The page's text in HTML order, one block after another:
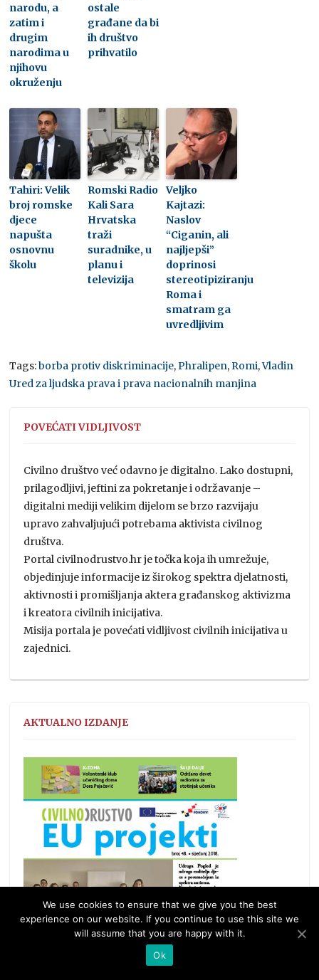
narodu, a
zatim i
drugim
narodima u
njihovu
okruženju
ostale
građane da bi
ih društvo
prihvatilo
Tahiri: Velik
broj romske
djece
napušta
osnovnu
školu
Romski Radio
Kali Sara
Hrvatska
traži
suradnike, u
planu i
televizija
Veljko
Kajtazi:
Naslov
“Ciganin, ali
najljepši”
doprinosi
stereotipiziranju
Roma i
smatram ga
uvredljivim
Tags:borba protiv diskriminacije,Phralipen,Romi,Vladin
Ured za ljudska prava i prava nacionalnih manjina
POVEĆATI VIDLJIVOST
Civilno društvo već odavno je digitalno. Lako dostupni,
prilagodljivi, jeftini za pokretanje i održavanje –
digitalni mediji velikim dijelom se brzo razvijaju
upravo zahvaljujući potrebama aktivista civilnog
društva.
Portal civilnodrustvo.hr je točka koja ih umrežuje,
objedinjuje informacije iz širokog spektra djelatnosti,
aktivnosti i promišljanja aktera građanskog aktivizma
i kreatora civilnih inicijativa.
Misija portala je povećati vidljivost civilnih inicijativa u
zajednici.
AKTUALNO IZDANJE
We use cookies to ensure that we give you the best
experience on our website. If you continue to use this site we
will assume that you are happy with it.
Ok